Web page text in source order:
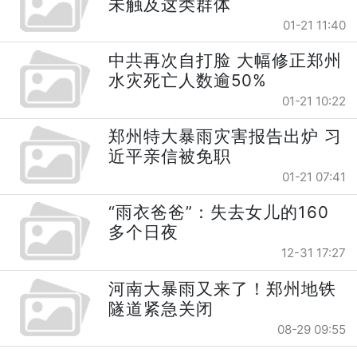
未触及这类群体
01-21 11:40
中共再次自打脸 大幅修正郑州
水灾死亡人数逾50%
01-21 10:22
郑州特大暴雨灾害报告出炉 习
近平亲信被免职
01-21 07:41
“雨衣爸爸”：失去女儿的160
多个日夜
12-31 17:27
河南大暴雨又来了！郑州地铁
隧道紧急关闭
08-29 09:55